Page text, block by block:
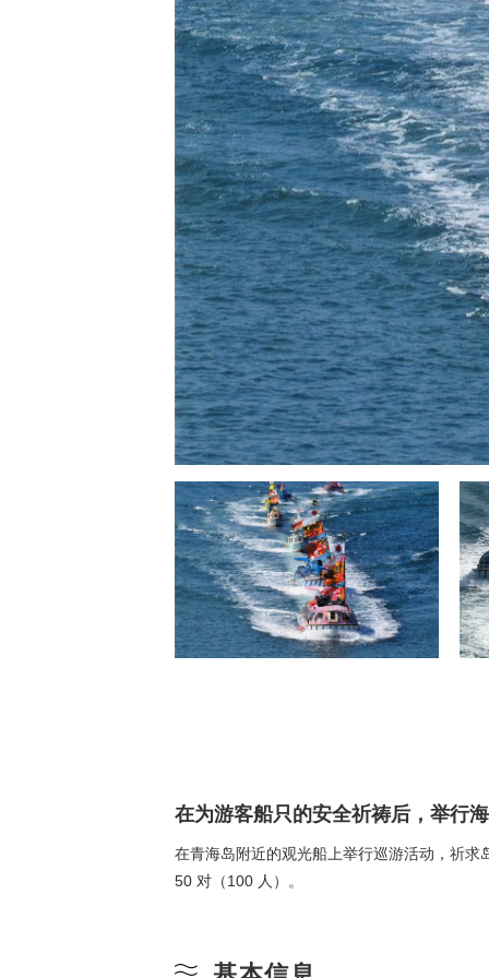
在为游客船只的安全祈祷后，举行
在青海岛附近的观光船上举行巡游活动，祈
50 对（100 人）。